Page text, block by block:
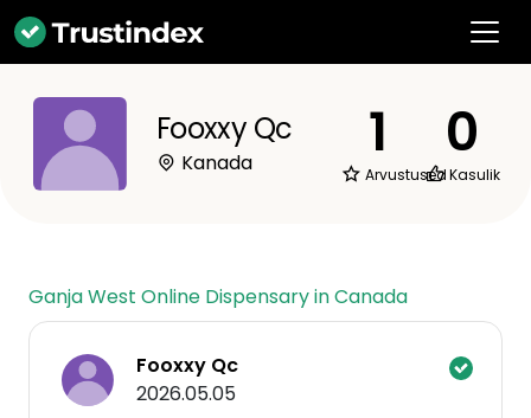
Fooxxy Qc
Kanada 1
Arvustused
0
Kasulik
Ganja West Online Dispensary in Canada
Fooxxy Qc
2026.05.05